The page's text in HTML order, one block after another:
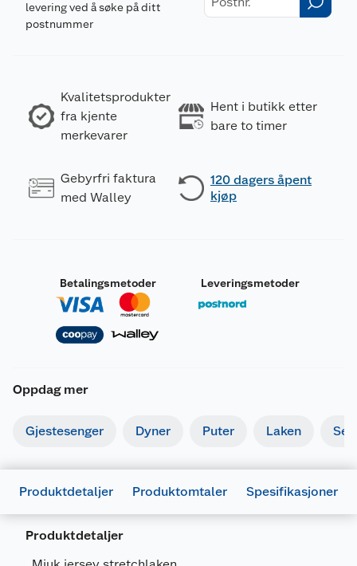
levering ved å søke på ditt
postnummer
Kvalitetsprodukter
fra kjente
merkevarer
Hent i butikk etter
bare to timer
Gebyrfri faktura
med Walley
120 dagers åpent
kjøp
Betalingsmetoder Leveringsmetoder
Oppdag mer
Gjestesenger Dyner Puter Laken
Produktdetaljer Produktomtaler Spesifikasjoner
Produktdetaljer